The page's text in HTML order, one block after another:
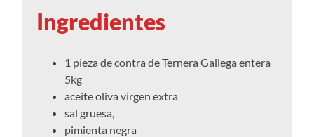
Ingredientes
1 pieza de contra de Ternera Gallega entera
5kg
aceite oliva virgen extra
sal gruesa,
pimienta negra